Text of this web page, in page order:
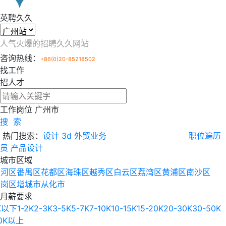
英聘久久
人气火爆的招聘久久网站
咨询热线：
+86(0)20-85218502
找工作
招人才
工作岗位 广州市
搜 索
热门搜索： 设计 3d 外贸业务
员 产品设计
职位遍历
城市区域
区番禺区花都区海珠区越秀区白云区荔湾区黄浦区南沙区
区增城市从化市
月薪要求
以下1-2K2-3K3-5K5-7K7-10K10-15K15-20K20-30K30-50K
以上